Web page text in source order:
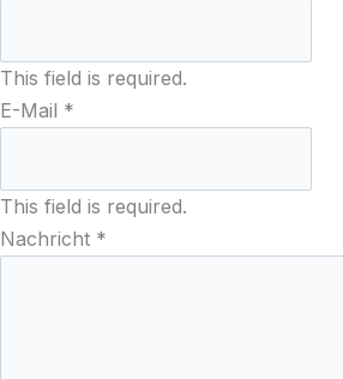
This field is required.
E-Mail *
This field is required.
Nachricht *